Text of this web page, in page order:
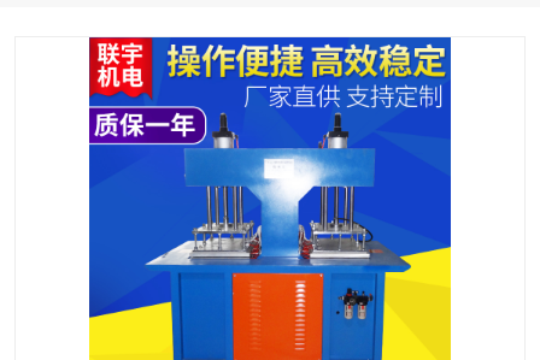
高频压花压标机 自动超声波打片成型机
泡壳包装封口机 海绵产品成型机